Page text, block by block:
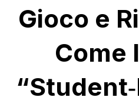
Gioco e
Come